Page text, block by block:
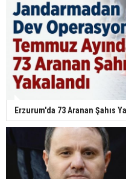
Erzurum'da 73 Aranan Şahıs